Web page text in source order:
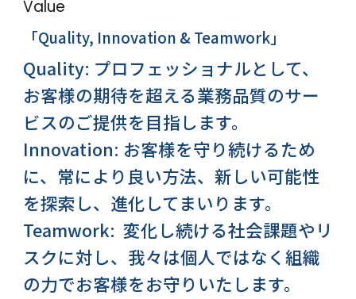
Value
「Quality, Innovation & Teamwork」
Quality: プロフェッショナルとして、
お客様の期待を超える業務品質のサー
ビスのご提供を目指します。
Innovation: お客様を守り続けるため
に、常により良い方法、 新しい可能性
を探索し、進化してまいります。
Teamwork: 変化し続ける社会課題やリ
スクに対し、我々は個人ではなく組織
の力でお客様をお守りいたします。